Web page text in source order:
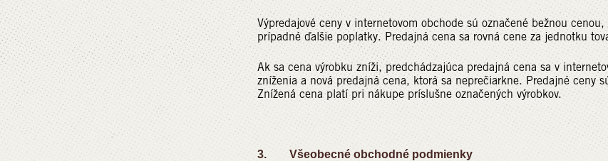
Výpredajové ceny v internetovom obchode sú označené bežnou
prípadné ďalšie poplatky. Predajná cena sa rovná cene za jednotku
Ak sa cena výrobku zníži, predchádzajúca predajná cena sa v
zníženia a nová predajná cena, ktorá sa neprečiarkne. Predajné ceny
Znížená cena platí pri nákupe príslušne označených výrobkov.
3. Všeobecné obchodné podmienky